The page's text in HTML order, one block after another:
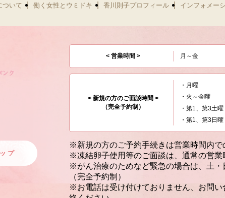
プラン新
ラン始め
知りた
ついて | 働く女性とウミドキ | 香川則子プロフィール | インフォメー
< 営業時間 > 月～金
< 新規の方のご面談時間 >
（完全予約制）
・月曜
・火～金曜
・第1、第3土曜
・第1、第3日曜
※新規の方のご予約手続きは営業時間内で
※凍結卵子使用等のご面談は、通常の営業
※がん治療のためなど緊急の場合は、土・
（完全予約制）
※お電話は受け付けておりません、お問い